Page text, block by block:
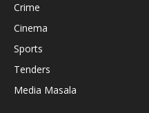
Crime
Cinema
Sports
Tenders
Media Masala